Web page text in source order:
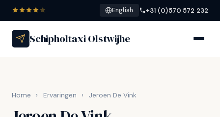
English +31 (0)570 572 232
Schipholtaxi Olstwijhe
Home › Ervaringen › Jeroen De Vink